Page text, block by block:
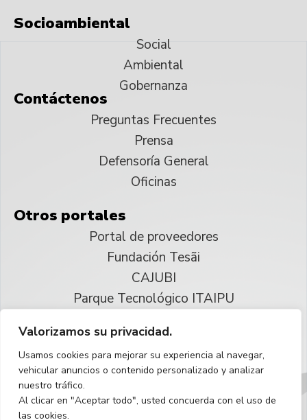
Valorizamos su privacidad.
Usamos cookies para mejorar su experiencia al navegar,
vehicular anuncios o contenido personalizado y analizar
nuestro tráfico.
Al clicar en "Aceptar todo", usted concuerda con el uso de
las cookies.
Socioambiental
Social
Ambiental
Gobernanza
Contáctenos
Preguntas Frecuentes
Prensa
Defensoría General
Oficinas
Otros portales
Portal de proveedores
Fundación Tesãi
CAJUBI
Parque Tecnológico ITAIPU
Reservados todos los derechos
Español